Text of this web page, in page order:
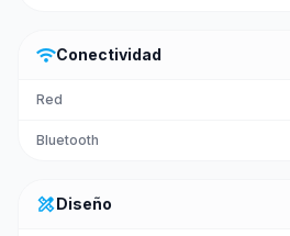
wifiConectividad
Red
Bluetooth
design_servicesDiseño